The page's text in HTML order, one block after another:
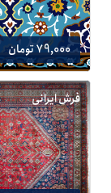
79,000 تومان
فرش ایرانی